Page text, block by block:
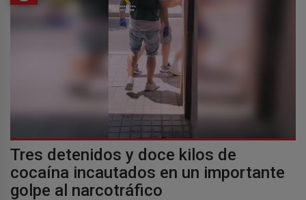
Tres detenidos y doce kilos de
cocaína incautados en un importante
golpe al narcotráfico